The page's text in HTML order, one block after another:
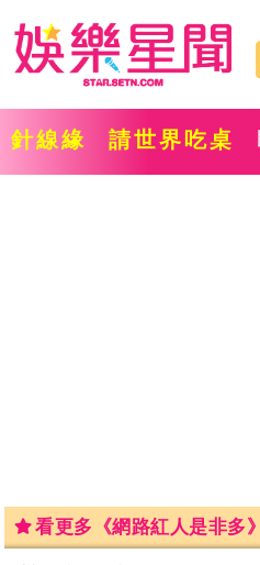
針線緣 請世界吃桌
看更多《網路紅人是非多